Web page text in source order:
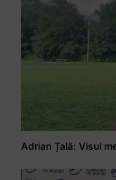
Adrian Țală: Visul